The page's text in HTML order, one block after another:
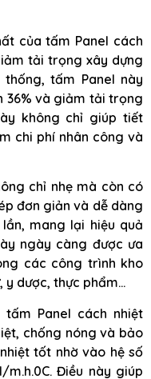
của tấm Panel cách
tải trọng xây dựng
tấm Panel này
36% và giảm tải trọng
không chỉ giúp tiết
chi phí nhân công và
chỉ nhẹ mà còn có
đơn giản và dễ dàng
mang lại hiệu quả
ngày càng được ưa
các công trình kho
y dược, thực phẩm…
Panel cách nhiệt
chống nóng và bảo
tốt nhờ vào hệ số
m.h.0C. Điều này giúp